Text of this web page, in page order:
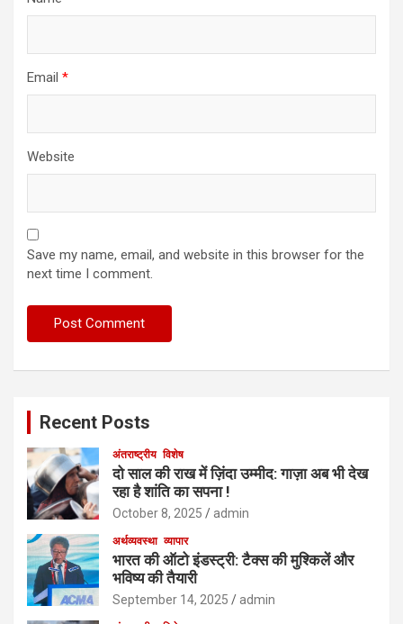
Email *
Website
Save my name, email, and website in this browser for the
next time I comment.
Recent Posts
अंतराष्ट्रीय विशेष
दो साल की राख में ज़िंदा उम्मीद: गाज़ा अब भी देख
रहा है शांति का सपना !
October 8, 2025 admin
अर्थव्यवस्था व्यापार
भारत की ऑटो इंडस्ट्री: टैक्स की मुश्किलें और
भविष्य की तैयारी
September 14, 2025 admin